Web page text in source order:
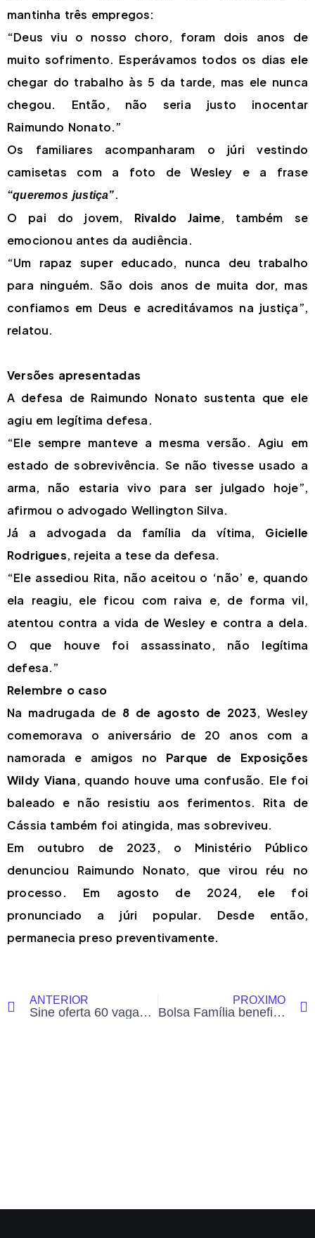
mantinha três empregos:
“Deus viu o nosso choro, foram dois anos de
muito sofrimento. Esperávamos todos os dias ele
chegar do trabalho às 5 da tarde, mas ele nunca
chegou. Então, não seria justo inocentar
Raimundo Nonato.”
Os familiares acompanharam o júri vestindo
camisetas com a foto de Wesley e a frase
“queremos justiça”.
O pai do jovem, Rivaldo Jaime, também se
emocionou antes da audiência.
“Um rapaz super educado, nunca deu trabalho
para ninguém. São dois anos de muita dor, mas
confiamos em Deus e acreditávamos na justiça”,
relatou.
Versões apresentadas
A defesa de Raimundo Nonato sustenta que ele
agiu em legítima defesa.
“Ele sempre manteve a mesma versão. Agiu em
estado de sobrevivência. Se não tivesse usado a
arma, não estaria vivo para ser julgado hoje”,
afirmou o advogado Wellington Silva.
Já a advogada da família da vítima, Gicielle
Rodrigues, rejeita a tese da defesa.
“Ele assediou Rita, não aceitou o ‘não’ e, quando
ela reagiu, ele ficou com raiva e, de forma vil,
atentou contra a vida de Wesley e contra a dela.
O que houve foi assassinato, não legítima
defesa.”
Relembre o caso
Na madrugada de 8 de agosto de 2023, Wesley
comemorava o aniversário de 20 anos com a
namorada e amigos no Parque de Exposições
Wildy Viana, quando houve uma confusão. Ele foi
baleado e não resistiu aos ferimentos. Rita de
Cássia também foi atingida, mas sobreviveu.
Em outubro de 2023, o Ministério Público
denunciou Raimundo Nonato, que virou réu no
processo. Em agosto de 2024, ele foi
pronunciado a júri popular. Desde então,
permanecia preso preventivamente.
ANTERIOR
Sine oferta 60 vagas de emprego nesta sexta-feira (19) em Rio Branco
PRÓXIMO
Bolsa Família beneficia mais de 124 mil famílias no Acre em setembro; veja calendário de pagamentos